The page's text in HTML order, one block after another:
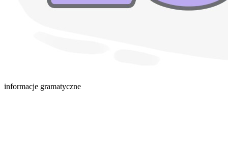
informacje gramatyczne